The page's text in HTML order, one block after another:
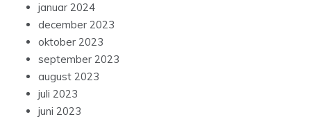
januar 2024
december 2023
oktober 2023
september 2023
august 2023
juli 2023
juni 2023